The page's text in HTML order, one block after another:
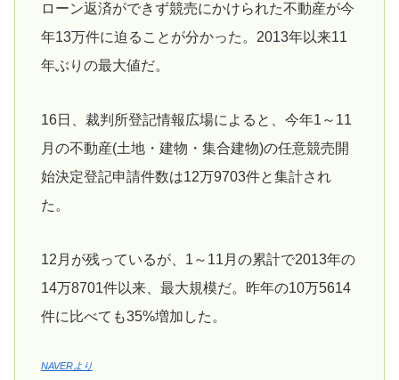
ローン返済ができず競売にかけられた不動産が今
年13万件に迫ることが分かった。2013年以来11
年ぶりの最大値だ。
16日、裁判所登記情報広場によると、今年1～11
月の不動産(土地・建物・集合建物)の任意競売開
始決定登記申請件数は12万9703件と集計され
た。
12月が残っているが、1～11月の累計で2013年の
14万8701件以来、最大規模だ。昨年の10万5614
件に比べても35%増加した。
NAVERより